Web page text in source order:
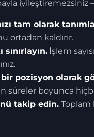
tam olarak
ortadan kaldırır.
sınırlayın. İşlem
pozisyon olarak
süreler boyunca
takip edin. Toplam